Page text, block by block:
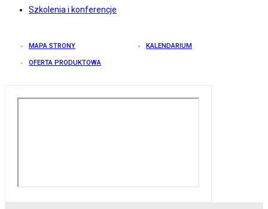
Szkolenia i konferencje
MAPA STRONY KALENDARIUM
OFERTA PRODUKTOWA